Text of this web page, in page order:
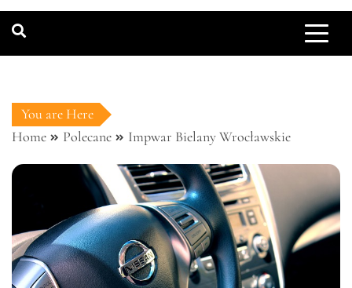
You are Here
Home
Polecane Impwar Bielany Wrocławskie